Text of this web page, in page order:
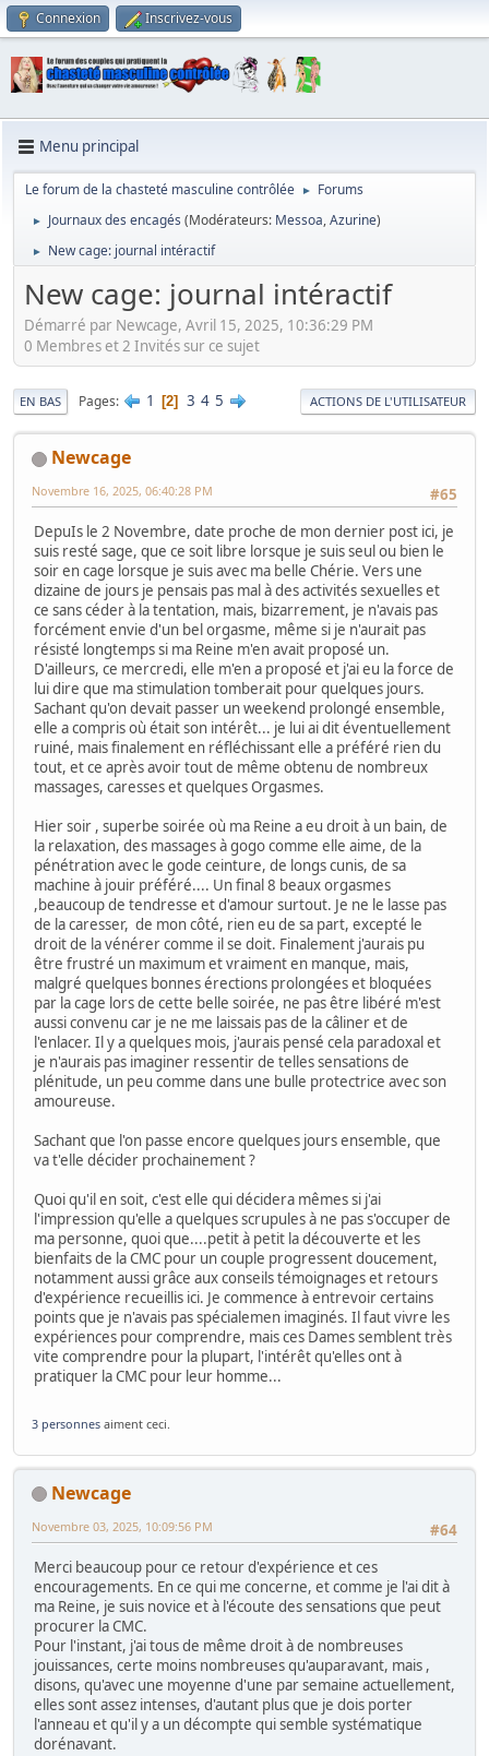
Connexion Inscrivez-vous
Menu principal
Le forum de la chasteté masculine contrôlée ► Forums
► Journaux des encagés (Modérateurs: Messoa,Azurine)
► New cage: journal intéractif
New cage: journal intéractif
Démarré par Newcage, Avril 15, 2025, 10:36:29 PM
0 Membres et 2 Invités sur ce sujet
EN BAS Pages 1 2 3 4 5 ACTIONS DE L'UTILISATEUR
Newcage
#65
Novembre 16, 2025, 06:40:28 PM
DepuIs le 2 Novembre, date proche de mon dernier post ici, je
suis resté sage, que ce soit libre lorsque je suis seul ou bien le
soir en cage lorsque je suis avec ma belle Chérie. Vers une
dizaine de jours je pensais pas mal à des activités sexuelles et
ce sans céder à la tentation, mais, bizarrement, je n'avais pas
forcément envie d'un bel orgasme, même si je n'aurait pas
résisté longtemps si ma Reine m'en avait proposé un.
D'ailleurs, ce mercredi, elle m'en a proposé et j'ai eu la force de
lui dire que ma stimulation tomberait pour quelques jours.
Sachant qu'on devait passer un weekend prolongé ensemble,
elle a compris où était son intérêt... je lui ai dit éventuellement
ruiné, mais finalement en réfléchissant elle a préféré rien du
tout, et ce après avoir tout de même obtenu de nombreux
massages, caresses et quelques Orgasmes.
Hier soir , superbe soirée où ma Reine a eu droit à un bain, de
la relaxation, des massages à gogo comme elle aime, de la
pénétration avec le gode ceinture, de longs cunis, de sa
machine à jouir préféré.... Un final 8 beaux orgasmes
,beaucoup de tendresse et d'amour surtout. Je ne le lasse pas
de la caresser, de mon côté, rien eu de sa part, excepté le
droit de la vénérer comme il se doit. Finalement j'aurais pu
être frustré un maximum et vraiment en manque, mais,
malgré quelques bonnes érections prolongées et bloquées
par la cage lors de cette belle soirée, ne pas être libéré m'est
aussi convenu car je ne me laissais pas de la câliner et de
l'enlacer. Il y a quelques mois, j'aurais pensé cela paradoxal et
je n'aurais pas imaginer ressentir de telles sensations de
plénitude, un peu comme dans une bulle protectrice avec son
amoureuse.
Sachant que l'on passe encore quelques jours ensemble, que
va t'elle décider prochainement ?
Quoi qu'il en soit, c'est elle qui décidera mêmes si j'ai
l'impression qu'elle a quelques scrupules à ne pas s'occuper de
ma personne, quoi que....petit à petit la découverte et les
bienfaits de la CMC pour un couple progressent doucement,
notamment aussi grâce aux conseils témoignages et retours
d'expérience recueillis ici. Je commence à entrevoir certains
points que je n'avais pas spécialemen imaginés. Il faut vivre les
expériences pour comprendre, mais ces Dames semblent très
vite comprendre pour la plupart, l'intérêt qu'elles ont à
pratiquer la CMC pour leur homme...
3 personnes aiment ceci.
Newcage
#64
Novembre 03, 2025, 10:09:56 PM
Merci beaucoup pour ce retour d'expérience et ces
encouragements. En ce qui me concerne, et comme je l'ai dit à
ma Reine, je suis novice et à l'écoute des sensations que peut
procurer la CMC.
Pour l'instant, j'ai tous de même droit à de nombreuses
jouissances, certe moins nombreuses qu'auparavant, mais ,
disons, qu'avec une moyenne d'une par semaine actuellement,
elles sont assez intenses, d'autant plus que je dois porter
l'anneau et qu'il y a un décompte qui semble systématique
dorénavant.